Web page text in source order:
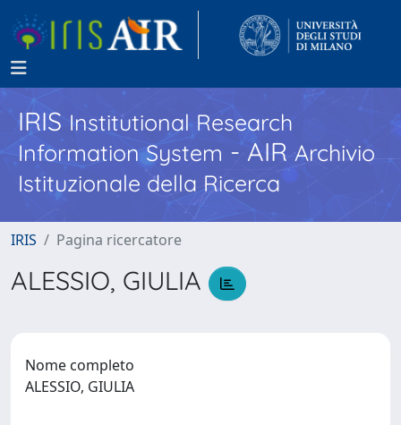
IRISInstitutional Research
Information System - AIR Archivio
Istituzionale della Ricerca
IRIS Pagina ricercatore
ALESSIO, GIULIA
Nome completo
ALESSIO, GIULIA